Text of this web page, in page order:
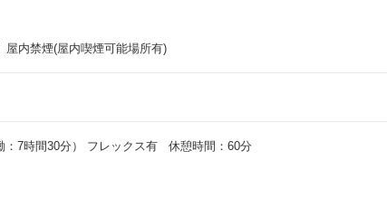
屋内禁煙(屋内喫煙可能場所有)
：7時間30分） フレックス有 休憩時間：60分